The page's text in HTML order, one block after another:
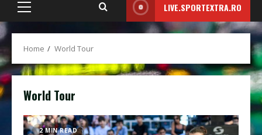
Primary
LIVE.SPORTEXTRA.RO
Home World Tour
World Tour
2 MIN READ